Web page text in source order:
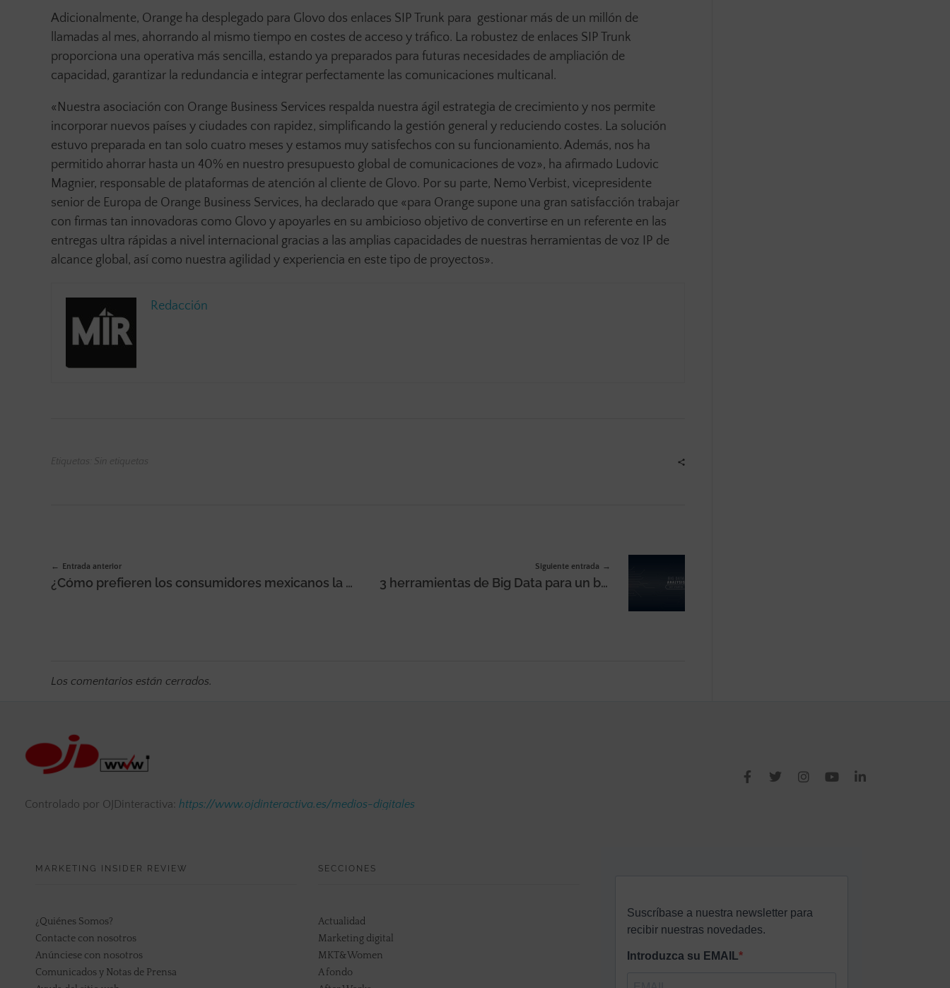
Adicionalmente, Orange ha desplegado para Glovo dos enlaces SIP Trunk para gestionar más de un millón de
llamadas al mes, ahorrando al mismo tiempo en costes de acceso y tráfico. La robustez de enlaces SIP Trunk
proporciona una operativa más sencilla, estando ya preparados para futuras necesidades de ampliación de
capacidad, garantizar la redundancia e integrar perfectamente las comunicaciones multicanal.
«Nuestra asociación con Orange Business Services respalda nuestra ágil estrategia de crecimiento y nos permite
incorporar nuevos países y ciudades con rapidez, simplificando la gestión general y reduciendo costes. La solución
estuvo preparada en tan solo cuatro meses y estamos muy satisfechos con su funcionamiento. Además, nos ha
permitido ahorrar hasta un 40% en nuestro presupuesto global de comunicaciones de voz», ha afirmado Ludovic
Magnier, responsable de plataformas de atención al cliente de Glovo. Por su parte, Nemo Verbist, vicepresidente
senior de Europa de Orange Business Services, ha declarado que «para Orange supone una gran satisfacción trabajar
con firmas tan innovadoras como Glovo y apoyarles en su ambicioso objetivo de convertirse en un referente en las
entregas ultra rápidas a nivel internacional gracias a las amplias capacidades de nuestras herramientas de voz IP de
alcance global, así como nuestra agilidad y experiencia en este tipo de proyectos».
Redacción
Etiquetas: Sin etiquetas
Entrada anterior
¿Cómo prefieren los consumidores mexicanos la cerveza?
Siguiente entrada
3 herramientas de Big Data para un buen análisis de información
Los comentarios están cerrados.
Controlado por OJDinteractiva: https://www.ojdinteractiva.es/medios-digitales
MARKETING INSIDER REVIEW
¿Quiénes Somos?
Contacte con nosotros
Anúnciese con nosotros
Comunicados y Notas de Prensa
SECCIONES
Actualidad
Marketing digital
MKT&Women
A fondo